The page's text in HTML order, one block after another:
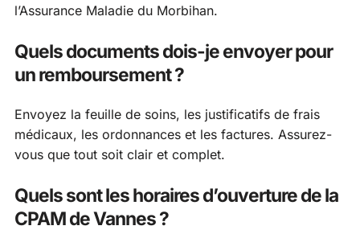
l’Assurance Maladie du Morbihan.
Quels documents dois-je envoyer pour
un remboursement ?
Envoyez la feuille de soins, les justificatifs de frais
médicaux, les ordonnances et les factures. Assurez-
vous que tout soit clair et complet.
Quels sont les horaires d’ouverture de la
CPAM de Vannes ?